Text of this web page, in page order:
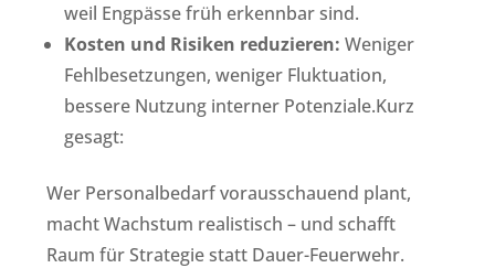
weil Engpässe früh erkennbar sind.
Kosten und Risiken reduzieren: Weniger
Fehlbesetzungen, weniger Fluktuation,
bessere Nutzung interner Potenziale.Kurz
gesagt:
Wer Personalbedarf vorausschauend plant,
macht Wachstum realistisch – und schafft
Raum für Strategie statt Dauer-Feuerwehr.